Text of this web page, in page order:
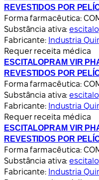
REVESTIDOS POR
Forma farmacêutica:
Substância ativa:
Fabricante: Industria
Requer receita médica
ESCITALOPRAM VIR
REVESTIDOS POR
Forma farmacêutica:
Substância ativa:
Fabricante: Industria
Requer receita médica
ESCITALOPRAM VIR
REVESTIDOS POR
Forma farmacêutica:
Substância ativa:
Fabricante: Industria